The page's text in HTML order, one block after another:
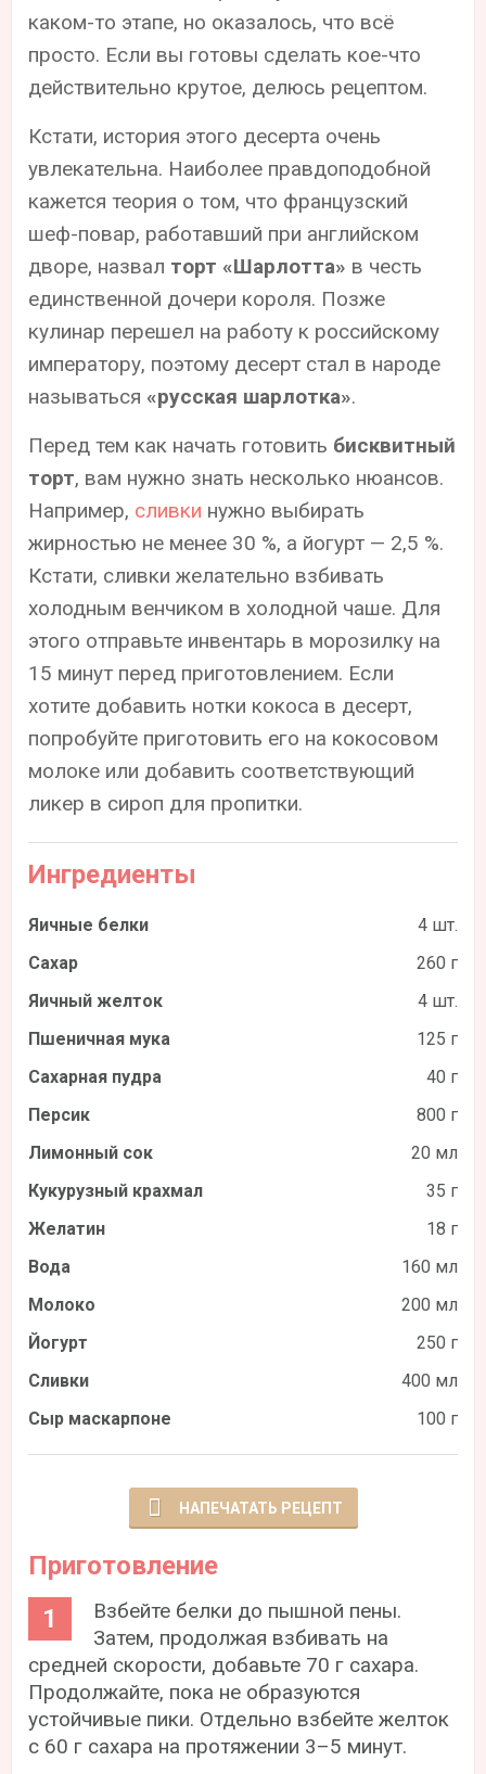
каком-то этапе, но оказалось, что всё
просто. Если вы готовы сделать кое-что
действительно крутое, делюсь рецептом.
Кстати, история этого десерта очень
увлекательна. Наиболее правдоподобной
кажется теория о том, что французский
шеф-повар, работавший при английском
дворе, назвал торт «Шарлотта» в честь
единственной дочери короля. Позже
кулинар перешел на работу к российскому
императору, поэтому десерт стал в народе
называться «русская шарлотка».
Перед тем как начать готовить бисквитный
торт, вам нужно знать несколько нюансов.
Например, сливки нужно выбирать
жирностью не менее 30 %, а йогурт — 2,5 %.
Кстати, сливки желательно взбивать
холодным венчиком в холодной чаше. Для
этого отправьте инвентарь в морозилку на
15 минут перед приготовлением. Если
хотите добавить нотки кокоса в десерт,
попробуйте приготовить его на кокосовом
молоке или добавить соответствующий
ликер в сироп для пропитки.
Ингредиенты
Яичные белки
4 шт.
Сахар
260 г
Яичный желток
4 шт.
Пшеничная мука
125 г
Сахарная пудра
40 г
Персик
800 г
Лимонный сок
20 мл
Кукурузный крахмал
35 г
Желатин
18 г
Вода
160 мл
Молоко
200 мл
Йогурт
250 г
Сливки
400 мл
Сыр маскарпоне
100 г
НАПЕЧАТАТЬ РЕЦЕПТ
Приготовление
Взбейте белки до пышной пены.
Затем, продолжая взбивать на
средней скорости, добавьте 70 г сахара.
Продолжайте, пока не образуются
устойчивые пики. Отдельно взбейте желток
с 60 г сахара на протяжении 3–5 минут.